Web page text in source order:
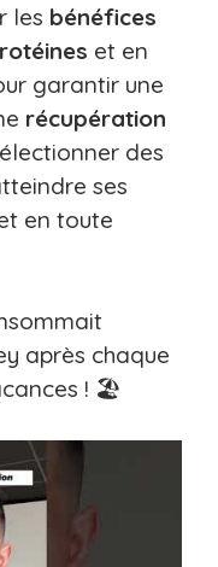
les bénéfices
et en
garantir une
récupération
des
ses
en toute
après chaque
! 🏖️